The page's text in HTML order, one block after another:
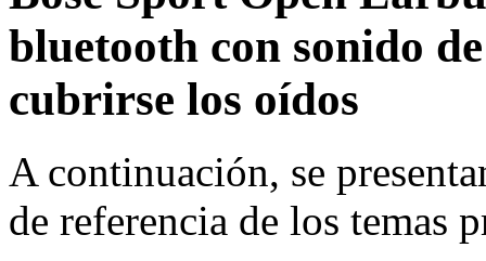
bluetooth con sonido
cubrirse los oídos
A continuación, se
de referencia de los temas